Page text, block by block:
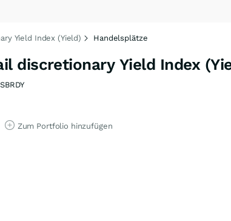
Yield Index (Yield) Handelsplätze
discretionary Yield Index
SBRDY
Zum Portfolio hinzufügen